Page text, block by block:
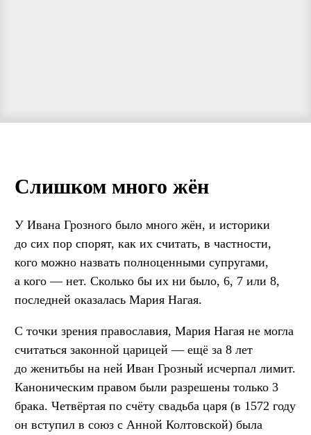
Слишком много жён
У Ивана Грозного было много жён, и историки
до сих пор спорят, как их считать, в частности,
кого можно назвать полноценными супругами,
а кого — нет. Сколько бы их ни было, 6, 7 или 8,
последней оказалась Мария Нагая.
C точки зрения православия, Мария Нагая не могла
считаться законной царицей — ещё за 8 лет
до женитьбы на ней Иван Грозный исчерпал лимит.
Каноническим правом были разрешены только 3
брака. Четвёртая по счёту свадьба царя (в 1572 году
он вступил в союз с Анной Колтовской) была